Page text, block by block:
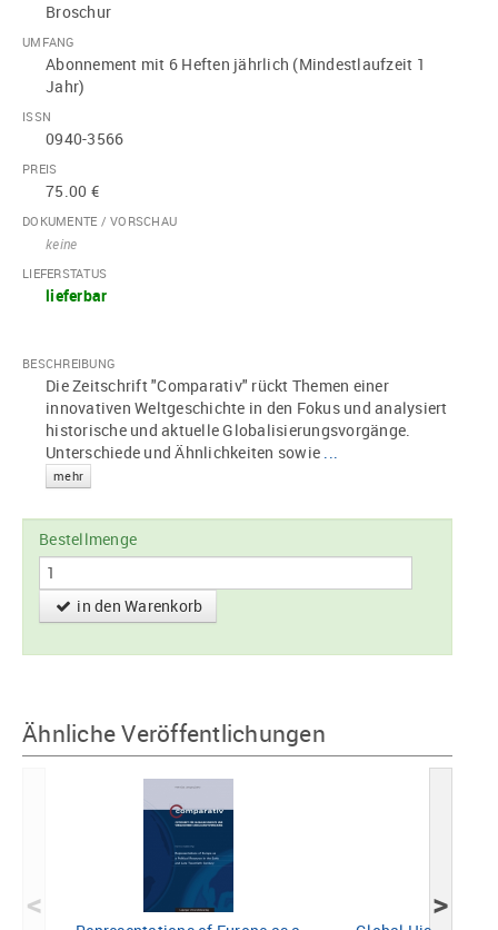
Broschur
UMFANG
Abonnement mit 6 Heften jährlich (Mindestlaufzeit 1
Jahr)
ISSN
0940-3566
PREIS
75.00 €
DOKUMENTE / VORSCHAU
keine
LIEFERSTATUS
lieferbar
BESCHREIBUNG
Die Zeitschrift "Comparativ" rückt Themen einer
innovativen Weltgeschichte in den Fokus und analysiert
historische und aktuelle Globalisierungsvorgänge.
Unterschiede und Ähnlichkeiten sowie ...
mehr
Bestellmenge
in den Warenkorb
Ähnliche Veröffentlichungen
< >